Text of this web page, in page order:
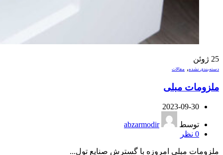
25 ژوئن
دسته‌بندی نشده, مقالات
ملزومات مبلی
2023-09-30
توسط
abzarmodir
0 نظر
ملزومات مبلی امروزه با گسترش صنایع تول...